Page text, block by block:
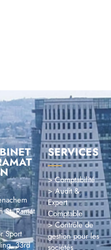
St, Ramat
Sport
33rd
SERVICES
> Comptabilité
> Audit &
Expert
Comptable
> Contrôle de
gestion pour les
sociétés